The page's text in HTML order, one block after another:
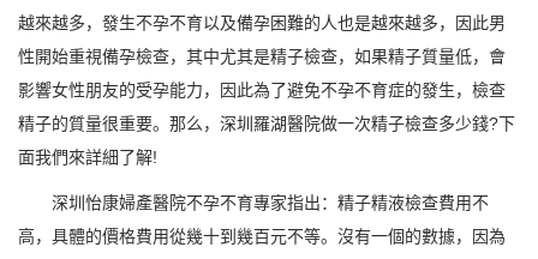
越來越多，發生不孕不育以及備孕困難的人也是越來越多，因此男
性開始重視備孕檢查，其中尤其是精子檢查，如果精子質量低，會
影響女性朋友的受孕能力，因此為了避免不孕不育症的發生，檢查
精子的質量很重要。那么，深圳羅湖醫院做一次精子檢查多少錢?下
面我們來詳細了解!
深圳怡康婦產醫院不孕不育專家指出：精子精液檢查費用不
高，具體的價格費用從幾十到幾百元不等。沒有一個的數據，因為